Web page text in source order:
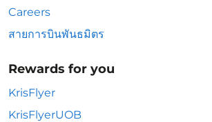
Careers
สายการบินพันธมิตร
Rewards for you
KrisFlyer
KrisFlyerUOB